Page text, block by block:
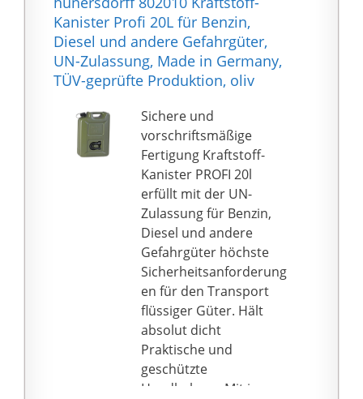
Kanister Profi 20L für Benzin,
Diesel und andere Gefahrgüter,
UN-Zulassung, Made in Germany,
TÜV-geprüfte Produktion, oliv
Sichere und
vorschriftsmäßige
Fertigung Kraftstoff-
Kanister PROFI 20l
erfüllt mit der UN-
Zulassung für Benzin,
Diesel und andere
Gefahrgüter höchste
Sicherheitsanforderung
en für den Transport
flüssiger Güter. Hält
absolut dicht
Praktische und
geschützte
Handhabung Mit im